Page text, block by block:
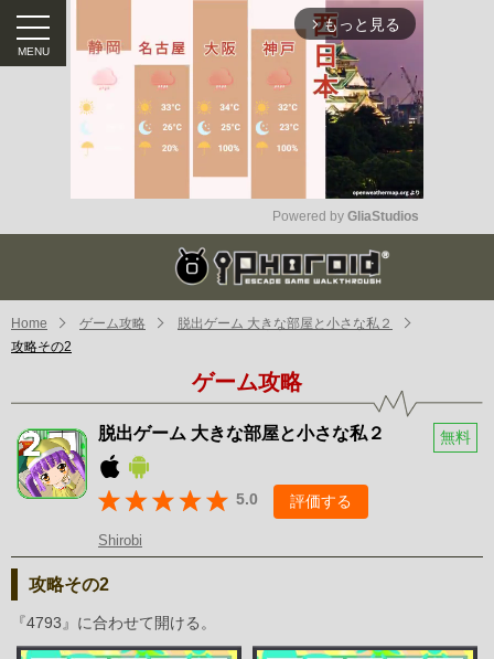
arrow_forward_ios もっと見る
Mute
Powered by GliaStudios
Home ゲーム攻略
脱出ゲーム 大きな部屋と小さな私２
攻略その2
ゲーム攻略
脱出ゲーム 大きな部屋と小さな私２ 無料
5.0 評価する
Shirobi
攻略その2
『4793』に合わせて開ける。